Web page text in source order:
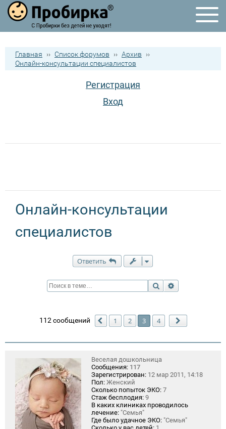
Главная ›› Список форумов ›› Архив
››
Онлайн-консультации специалистов
Регистрация
Вход
Онлайн-консультации
специалистов
Ответить
Поиск
112 сообщений Пред.
1 2 3 4
Веселая дошкольница
Сообщения: 117
Зарегистрирован: 12 мар 2011, 14:18
Пол: Женский
Сколько попыток ЭКО: 7
Стаж бесплодия: 9
В каких клиниках проводилось
лечение: "Семья"
Где было удачное ЭКО: "Семья"